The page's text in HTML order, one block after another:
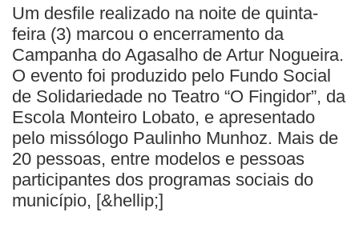
Um desfile realizado na noite de quinta-
feira (3) marcou o encerramento da
Campanha do Agasalho de Artur Nogueira.
O evento foi produzido pelo Fundo Social
de Solidariedade no Teatro “O Fingidor”, da
Escola Monteiro Lobato, e apresentado
pelo missólogo Paulinho Munhoz. Mais de
20 pessoas, entre modelos e pessoas
participantes dos programas sociais do
município, [&hellip;]